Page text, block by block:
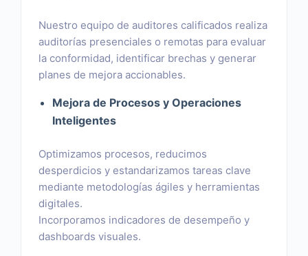
Nuestro equipo de auditores calificados realiza
auditorías presenciales o remotas para evaluar
la conformidad, identificar brechas y generar
planes de mejora accionables.
Mejora de Procesos y Operaciones
Inteligentes
Optimizamos procesos, reducimos
desperdicios y estandarizamos tareas clave
mediante metodologías ágiles y herramientas
digitales.
Incorporamos indicadores de desempeño y
dashboards visuales.